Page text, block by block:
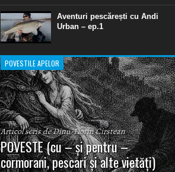
Aventuri pescărești cu Andi
Urban – ep.1
POVESTILE APELOR
Articol scris de Dinu-Florin Cirstean
POVESTE (cu – și pentru –
cormorani, pescari și alte vietăți)